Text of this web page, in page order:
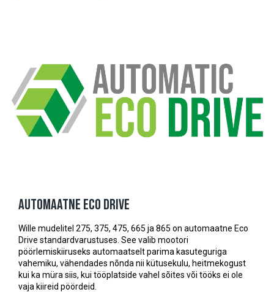
Automaatne Eco Drive
Wille mudelitel 275, 375, 475, 665 ja 865 on automaatne Eco
Drive standardvarustuses. See valib mootori
pöörlemiskiiruseks automaatselt parima kasuteguriga
vahemiku, vähendades nõnda nii kütusekulu, heitmekogust
kui ka müra siis, kui tööplatside vahel sõites või tööks ei ole
vaja kiireid pöördeid.